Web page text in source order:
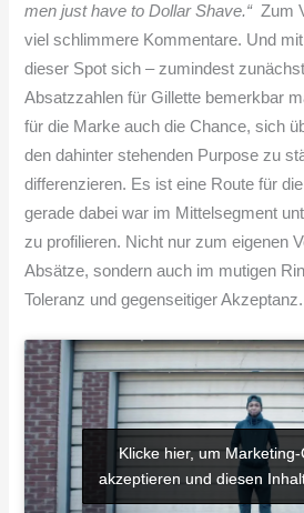
men just have to Dollar Shave.“Zum
viel schlimmere Kommentare. Und
dieser Spot sich – zumindest
Absatzzahlen für Gillette bemerkbar
für die Marke auch die Chance, sich
den dahinter stehenden Purpose zu
differenzieren. Es ist eine Route für
gerade dabei war im Mittelsegment
zu profilieren. Nicht nur zum eigenen
Absätze, sondern auch im mutigen
Toleranz und gegenseitiger Akzeptanz.
Klicke hier, um
akzeptieren und diesen
Klicke hier, um
akzeptieren und diesen